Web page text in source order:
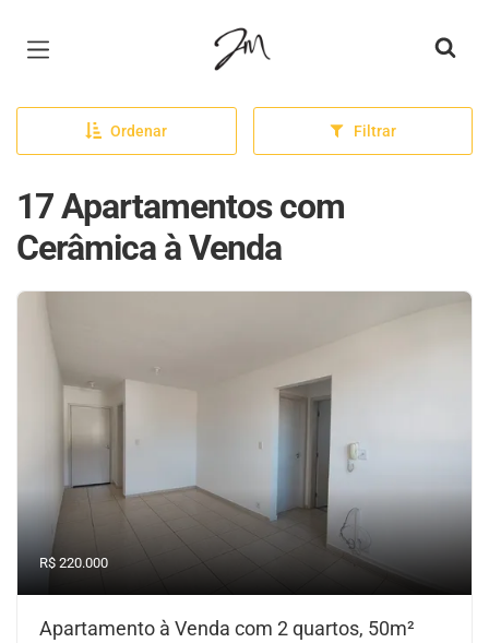
Página inicial
Ordenar Filtrar
17 Apartamentos com
Cerâmica à Venda
R$ 220.000
Apartamento à Venda com 2 quartos, 50m²